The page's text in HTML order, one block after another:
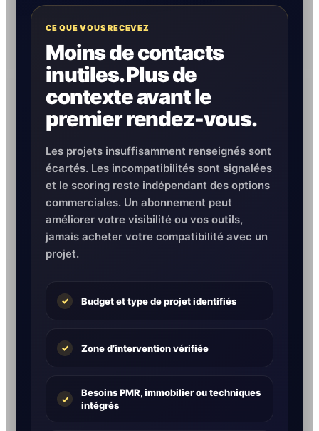
CE QUE VOUS RECEVEZ
Moins de contacts
inutiles. Plus de
contexte avant le
premier rendez-vous.
Les projets insuffisamment renseignés sont
écartés. Les incompatibilités sont signalées
et le scoring reste indépendant des options
commerciales. Un abonnement peut
améliorer votre visibilité ou vos outils,
jamais acheter votre compatibilité avec un
projet.
✓ Budget et type de projet identifiés
✓ Zone d’intervention vérifiée
✓
Besoins PMR, immobilier ou techniques
intégrés